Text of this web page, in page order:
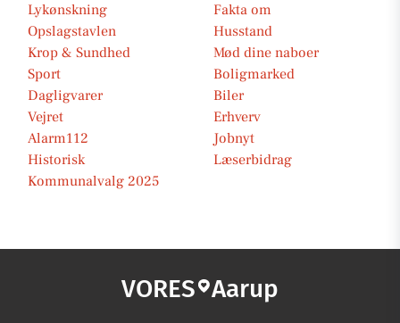
Lykønskning
Fakta om
Opslagstavlen
Husstand
Krop & Sundhed
Mød dine naboer
Sport
Boligmarked
Dagligvarer
Biler
Vejret
Erhverv
Alarm112
Jobnyt
Historisk
Læserbidrag
Kommunalvalg 2025
VORES Aarup